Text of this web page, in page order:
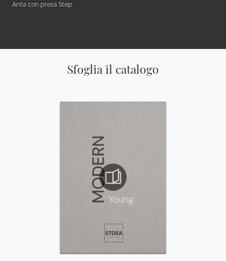
Anta con presa Step
Sfoglia il catalogo